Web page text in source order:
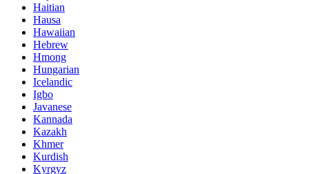
Haitian
Hausa
Hawaiian
Hebrew
Hmong
Hungarian
Icelandic
Igbo
Javanese
Kannada
Kazakh
Khmer
Kurdish
Kyrgyz